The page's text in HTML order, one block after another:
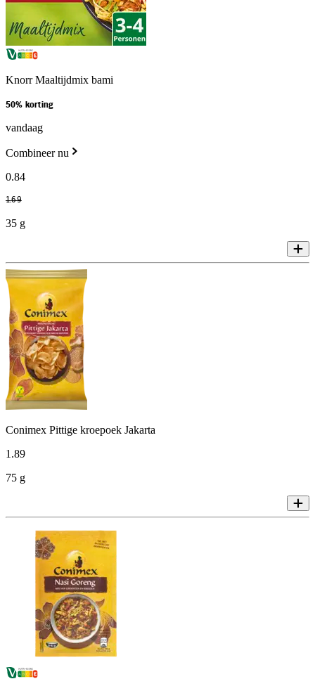
Knorr Maaltijdmix bami
50% korting
vandaag
Combineer nu
0.84
1.69
35 g
Conimex Pittige kroepoek Jakarta
1.89
75 g